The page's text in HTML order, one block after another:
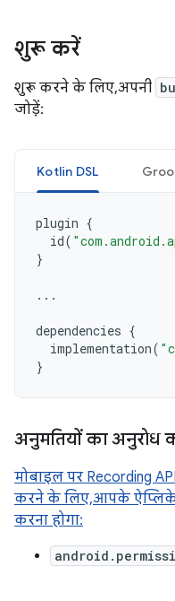
शुरू करें
शुरू करने के लिए, अपनी
जोड़ें:
Kotlin DSL
plugin {
id(
}
...
dependencies {
implementation(
}
अनुमतियों का अनुरोध
मोबाइल पर Recording
करने के लिए, आपके
करना होगा: